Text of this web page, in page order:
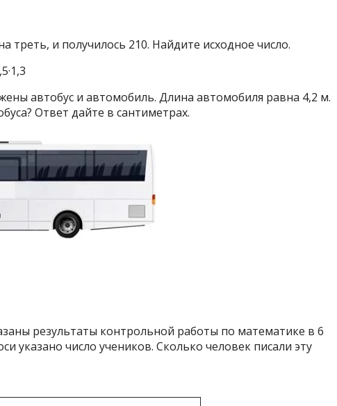
треть, и получилось 210. Найдите исходное число.
автобус и автомобиль. Длина автомобиля равна 4,2 м.
Ответ дайте в сантиметрах.
результаты контрольной работы по математике в 6
указано число учеников. Сколько человек писали эту